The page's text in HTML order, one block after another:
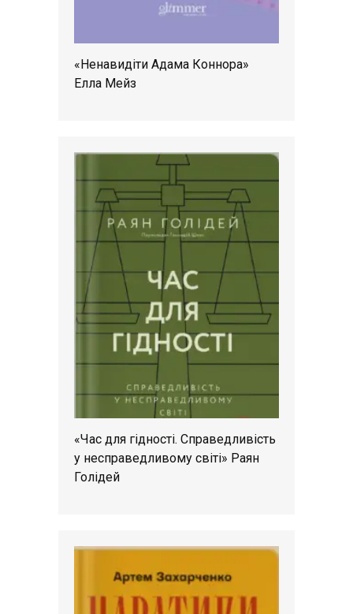
«Ненавидіти Адама Коннора»
Елла Мейз
«Час для гідності. Справедливість
у несправедливому світі» Раян
Голідей